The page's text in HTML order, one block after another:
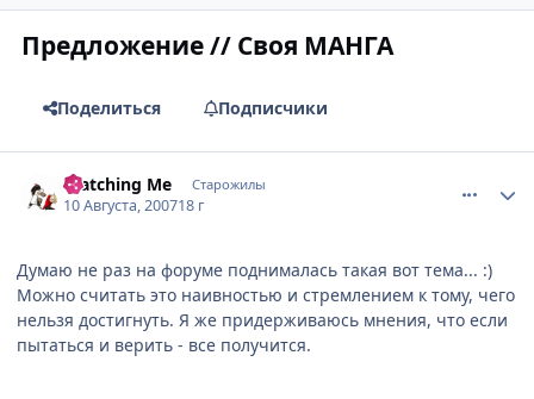
Предложение // Своя МАНГА
Поделиться Подписчики
Watching Me Старожилы
10 Августа, 200718 г
Думаю не раз на форуме поднималась такая вот тема... :)
Можно считать это наивностью и стремлением к тому, чего
нельзя достигнуть. Я же придерживаюсь мнения, что если
пытаться и верить - все получится.